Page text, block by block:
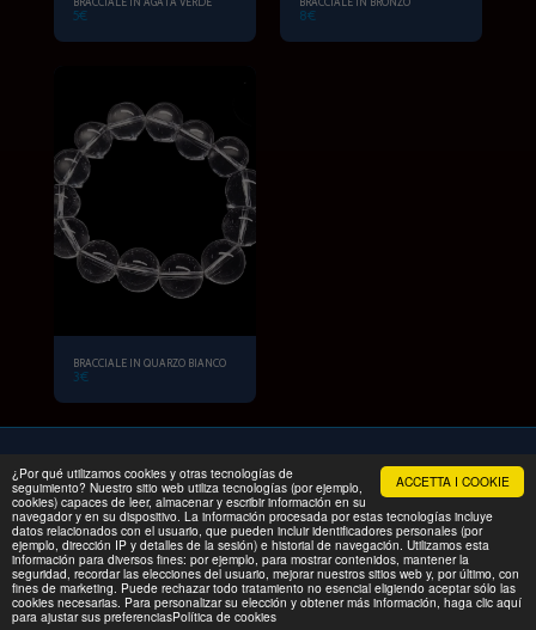
ACCETTA I COOKIE
¿Por qué utilizamos cookies y otras tecnologías de
seguimiento? Nuestro sitio web utiliza tecnologías (por ejemplo,
cookies) capaces de leer, almacenar y escribir información en su
navegador y en su dispositivo. La información procesada por estas tecnologías incluye
datos relacionados con el usuario, que pueden incluir identificadores personales (por
ejemplo, dirección IP y detalles de la sesión) e historial de navegación. Utilizamos esta
información para diversos fines: por ejemplo, para mostrar contenidos, mantener la
seguridad, recordar las elecciones del usuario, mejorar nuestros sitios web y, por último, con
fines de marketing. Puede rechazar todo tratamiento no esencial eligiendo aceptar sólo las
cookies necesarias. Para personalizar su elección y obtener más información, haga clic aquí
para ajustar sus preferenciasPolítica de cookies
5€ 8€
BRACCIALE IN QUARZO BIANCO
3€
INIZIO PRODOTTI ESCURSIONE IN FAMIGLIA Altro
Copyright © 2026 Tutti i diritti riservati -MINERALPRIX
Condizioni|Privacy